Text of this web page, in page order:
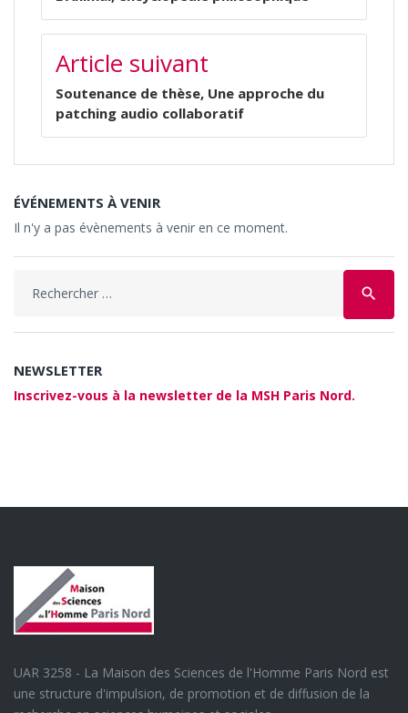
Article suivant
Soutenance de thèse, Une approche du
patching audio collaboratif
ÉVÉNEMENTS À VENIR
Il n'y a pas évènements à venir en ce moment.
search
NEWSLETTER
Inscrivez-vous à la newsletter de la MSH Paris Nord.
UAR 3258 - La Maison des Sciences de l'Homme Paris Nord est
une structure d'impulsion, de promotion et de diffusion de la